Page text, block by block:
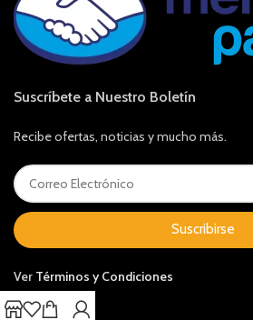
Suscríbete a Nuestro Boletín
Recibe ofertas, noticias y mucho más.
Suscribirse
Ver Términos y Condiciones